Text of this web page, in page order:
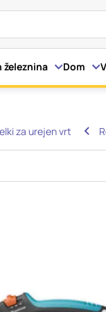
železnina Dom
za urejen vrt
Nastavitve
obiščete katero
skrbijo, da vaše
razkrivajo
informacij in
piškotki so nujni